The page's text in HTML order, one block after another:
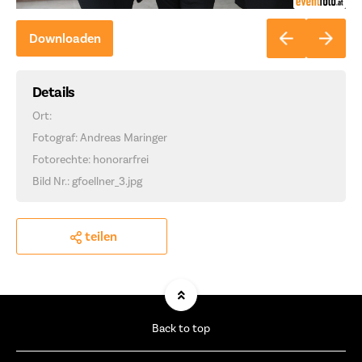
Downloaden
Details
Ort:
Fotograf: Andreas Maringer
Fotorechte: honorarfrei
Bild Nr.: gfoellner_3.jpg
teilen
Back to top